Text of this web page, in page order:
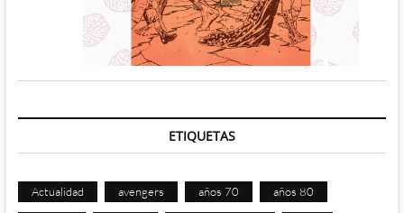
ETIQUETAS
Actualidad avengers años 70 años 80